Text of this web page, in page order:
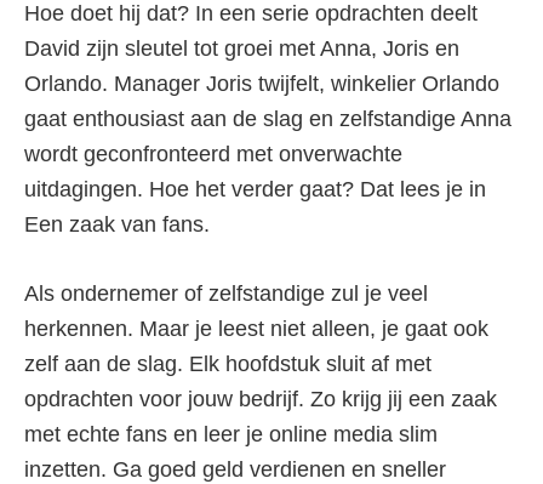
Hoe doet hij dat? In een serie opdrachten deelt
David zijn sleutel tot groei met Anna, Joris en
Orlando. Manager Joris twijfelt, winkelier Orlando
gaat enthousiast aan de slag en zelfstandige Anna
wordt geconfronteerd met onverwachte
uitdagingen. Hoe het verder gaat? Dat lees je in
Een zaak van fans.
Als ondernemer of zelfstandige zul je veel
herkennen. Maar je leest niet alleen, je gaat ook
zelf aan de slag. Elk hoofdstuk sluit af met
opdrachten voor jouw bedrijf. Zo krijg jij een zaak
met echte fans en leer je online media slim
inzetten. Ga goed geld verdienen en sneller